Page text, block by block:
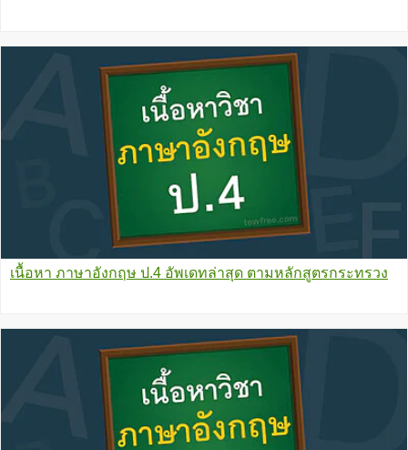
เนื้อหา ภาษาอังกฤษ ป.4 อัพเดทล่าสุด ตามหลักสูตรกระทรวง